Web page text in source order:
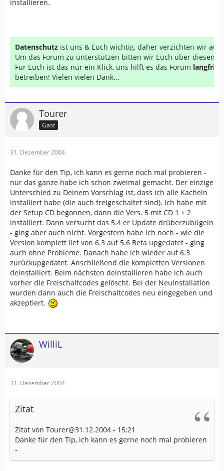
installieren.
Datenschutz ist uns & Euch wichtig, daher verzichten wir auf
Um das Forum zu unterstützen bitten wir Euch über diesen
Für Euch ist das nur ein Klick, uns hilft es das Forum
betreiben! Vielen vielen Dank...
Tourer
Gast
31. Dezember 2004
Danke für den Tip, ich kann es gerne noch mal probieren -
nur das ganze habe ich schon zweimal gemacht. Der einzige
Unterschied zu Deinem Vorschlag ist, dass ich alle Kacheln
installiert habe (die auch freigeschaltet sind). Ich habe mit
der Setup CD begonnen, dann die Vers. 5 mit CD 1 + 2
installiert. Dann versucht das 5.4 er Update drüberzubügeln
- ging aber auch nicht. Vorgestern habe ich noch - wie die
Version komplett lief von 6.3 auf 5.6 Beta upgedatet - ging
auch ohne Probleme. Danach habe ich wieder auf 6.3
zurückupgedatet. Anschließend die kompletten Versionen
deinstalliert. Beim nächsten deinstallieren habe ich auch
vorher die Freischaltcodes gelöscht. Bei der Neuinstallation
wurden dann auch die Freischaltcodes neu eingegeben und
akzeptiert.
WilliL
31. Dezember 2004
Zitat
Zitat von Tourer@31.12.2004 - 15:21
Danke für den Tip, ich kann es gerne noch mal probieren
-